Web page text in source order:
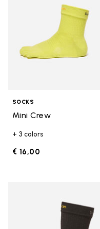
SOCKS
Mini Crew
+ 3 colors
€ 16,00